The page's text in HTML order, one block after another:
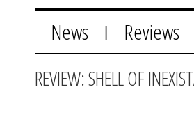
News Reviews
REVIEW: SHELL OF